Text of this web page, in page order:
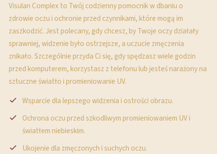
Visulan Complex to Twój codzienny pomocnik w dbaniu o
zdrowie oczu i ochronie przed czynnikami, które mogą im
zaszkodzić. Jest polecany, gdy chcesz, by Twoje oczy działały
sprawniej, widzenie było ostrzejsze, a uczucie zmęczenia
znikało. Szczególnie przyda Ci się, gdy spędzasz wiele godzin
przed komputerem, korzystasz z telefonu lub jesteś narażony na
sztuczne światło i promieniowanie UV.
Wsparcie dla lepszego widzenia i ostrości obrazu.
Ochrona oczu przed szkodliwym promieniowaniem UV i
światłem niebieskim.
Ukojenie dla zmęczonych i suchych oczu.